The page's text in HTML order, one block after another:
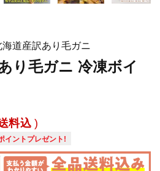
道産訳あり毛ガニ
り毛ガニ 冷凍ボイ
料込
イントプレゼント!